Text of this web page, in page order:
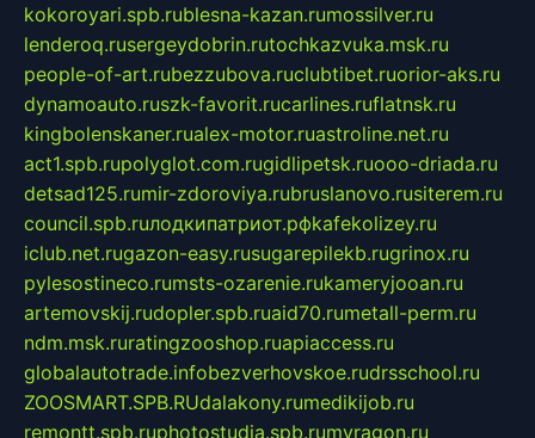
kokoroyari.spb.rublesna-kazan.rumossilver.ru
lenderoq.rusergeydobrin.rutochkazvuka.msk.ru
people-of-art.rubezzubova.ruclubtibet.ruorior-aks.ru
dynamoauto.ruszk-favorit.rucarlines.ruflatnsk.ru
kingbolenskaner.rualex-motor.ruastroline.net.ru
act1.spb.rupolyglot.com.rugidlipetsk.ruooo-driada.ru
detsad125.rumir-zdoroviya.rubruslanovo.rusiterem.ru
council.spb.ruлодкипатриот.рфkafekolizey.ru
iclub.net.rugazon-easy.rusugarepilekb.rugrinox.ru
pylesostineco.rumsts-ozarenie.rukameryjooan.ru
artemovskij.rudopler.spb.ruaid70.rumetall-perm.ru
ndm.msk.ruratingzooshop.ruapiaccess.ru
globalautotrade.infobezverhovskoe.rudrsschool.ru
ZOOSMART.SPB.RUdalakony.rumedikijob.ru
remontt.spb.ruphotostudia.spb.rumyragon.ru